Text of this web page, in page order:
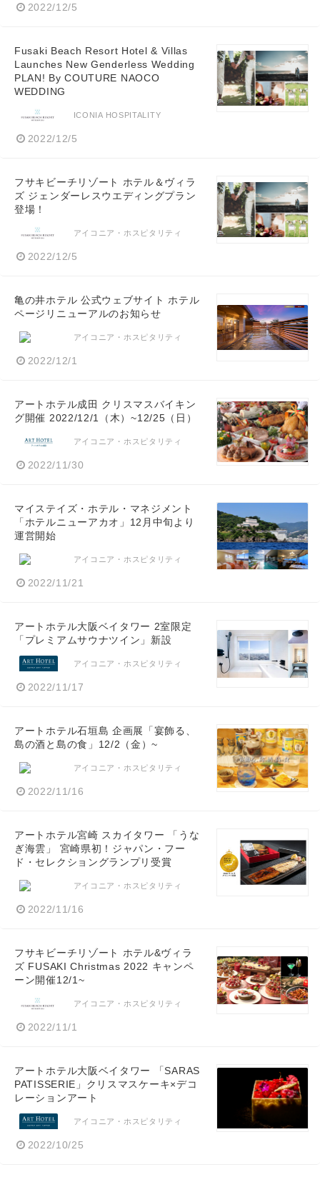
2022/12/5
Fusaki Beach Resort Hotel & Villas
Launches New Genderless Wedding
PLAN! By COUTURE NAOCO
WEDDING
ICONIA HOSPITALITY
2022/12/5
フサキビーチリゾート ホテル＆ヴィラ
ズ ジェンダーレスウエディングプラン
登場！
アイコニア・ホスピタリティ
2022/12/5
亀の井ホテル 公式ウェブサイト ホテル
ページリニューアルのお知らせ
アイコニア・ホスピタリティ
2022/12/1
アートホテル成田 クリスマスバイキン
グ開催 2022/12/1（木）~12/25（日）
アイコニア・ホスピタリティ
2022/11/30
マイステイズ・ホテル・マネジメント
「ホテルニューアカオ」12月中旬より
運営開始
アイコニア・ホスピタリティ
2022/11/21
アートホテル大阪ベイタワー 2室限定
「プレミアムサウナツイン」新設
アイコニア・ホスピタリティ
2022/11/17
アートホテル石垣島 企画展「宴飾る、
島の酒と島の食」12/2（金）~
アイコニア・ホスピタリティ
2022/11/16
アートホテル宮崎 スカイタワー 「うな
ぎ海雲」 宮崎県初！ジャパン・フー
ド・セレクショングランプリ受賞
アイコニア・ホスピタリティ
2022/11/16
フサキビーチリゾート ホテル&ヴィラ
ズ FUSAKI Christmas 2022 キャンペ
ーン開催12/1~
アイコニア・ホスピタリティ
2022/11/1
アートホテル大阪ベイタワー 「SARAS
PATISSERIE」クリスマスケーキ×デコ
レーションアート
アイコニア・ホスピタリティ
2022/10/25